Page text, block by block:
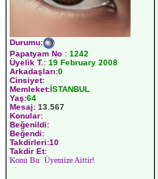
Durumu:
Papatyam No : 1242
Üyelik T.: 19 February 2008
Arkadaşları:0
Cinsiyet:
Memleket:İSTANBUL
Yaş:64
Mesaj: 13.567
Konular:
Beğenildi:
Beğendi:
Takdirleri:10
Takdir Et:
Konu Bu Üyemize Aittir!